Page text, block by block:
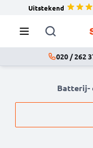
Uitstekend
020 / 262
Batterij-